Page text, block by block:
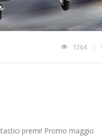
1264
premi! Promo maggio